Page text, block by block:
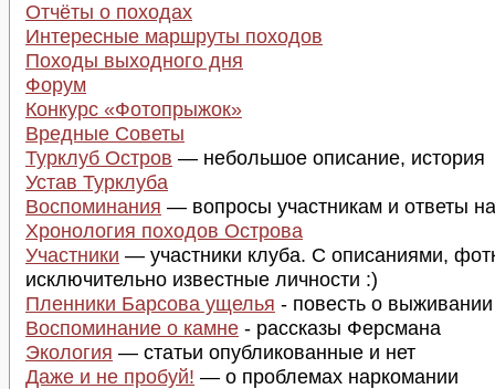
Отчёты о походах
Интересные маршруты походов
Походы выходного дня
Форум
Конкурс «Фотопрыжок»
Вредные Советы
Турклуб Остров — небольшое описание, история
Устав Турклуба
Воспоминания — вопросы участникам и ответы
Хронология походов Острова
Участники — участники клуба. С описаниями,
исключительно известные личности :)
Пленники Барсова ущелья - повесть о выживании
Воспоминание о камне - рассказы Ферсмана
Экология — статьи опубликованные и нет
Даже и не пробуй! — о проблемах наркомании